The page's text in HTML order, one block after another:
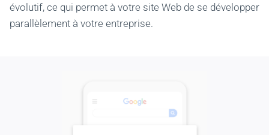
évolutif, ce qui permet à votre site Web de se développer
parallèlement à votre entreprise.